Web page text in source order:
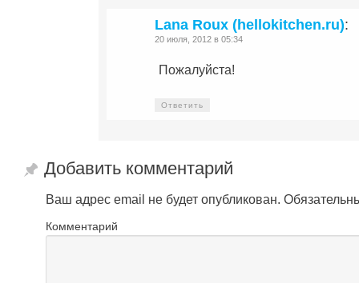
Lana Roux (hellokitchen.ru):
20 июля, 2012 в 05:34
Пожалуйста!
Ответить
Добавить комментарий
Ваш адрес email не будет опубликован.
Комментарий